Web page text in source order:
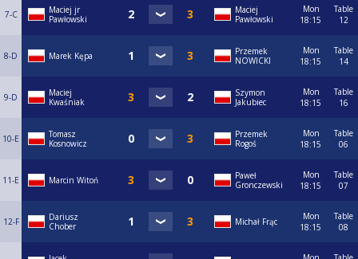
7-C
Maciej jr
Pawłowski
Maciej
Pawłowski
Mon
18:15
Table
12
8-D Marek Kępa
Przemek
NOWICKI
Mon
18:15
Table
14
9-D
Maciej
Kwaśniak
Szymon
Jakubiec
Mon
18:15
Table
16
10-E
Tomasz
Kosnowicz
Przemek
Rogoś
Mon
18:15
Table
06
11-E Marcin Witoń
Paweł
Gronczewski
Mon
18:15
Table
07
12-F
Dariusz
Chober
Michał Frąc
Mon
18:15
Table
08